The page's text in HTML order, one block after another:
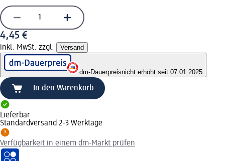
4,45 €
inkl. MwSt. zzgl. Versand
dm-Dauerpreisnicht erhöht seit 07.01.2025
In den Warenkorb
Lieferbar
Standardversand 2-3 Werktage
Verfügbarkeit in einem dm-Markt prüfen